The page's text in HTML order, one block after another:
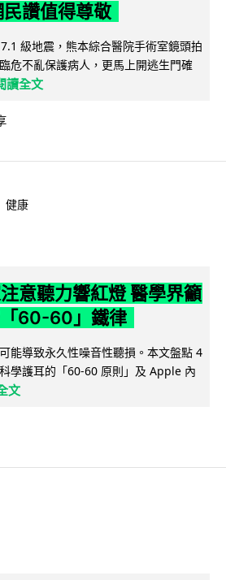
讚值得尊敬
級地震，熊本綜合醫院手術室鏡頭拍
危不亂保護病人，更馬上開逃生門確
讀全文
健康
意聽力響紅燈 醫學界籲
60-60」鐵律
能導致永久性噪音性聽損。本文盤點 4
學護耳的「60-60 原則」及 Apple 內
文